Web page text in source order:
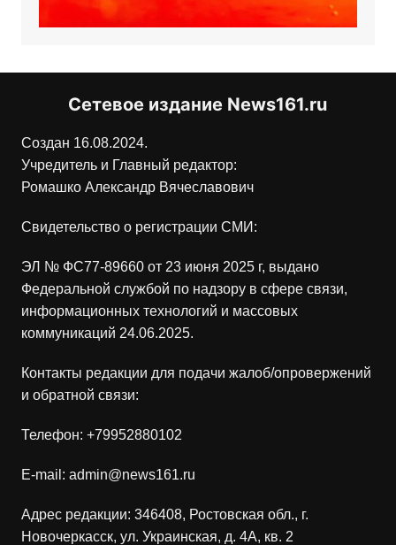
Сетевое издание News161.ru
Создан 16.08.2024.
Учредитель и Главный редактор:
Ромашко Александр Вячеславович
Свидетельство о регистрации СМИ:
ЭЛ № ФС77-89660 от 23 июня 2025 г, выдано
Федеральной службой по надзору в сфере связи,
информационных технологий и массовых
коммуникаций 24.06.2025.
Контакты редакции для подачи жалоб/опровержений
и обратной связи:
Телефон: +79952880102
E-mail: admin@news161.ru
Адрес редакции: 346408, Ростовская обл., г.
Новочеркасск, ул. Украинская, д. 4А, кв. 2